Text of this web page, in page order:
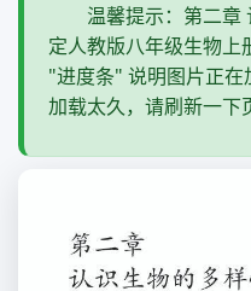
温馨提示：第二
定人教版八年级生物上
"进度条" 说明图片正在
加载太久，请刷新一下